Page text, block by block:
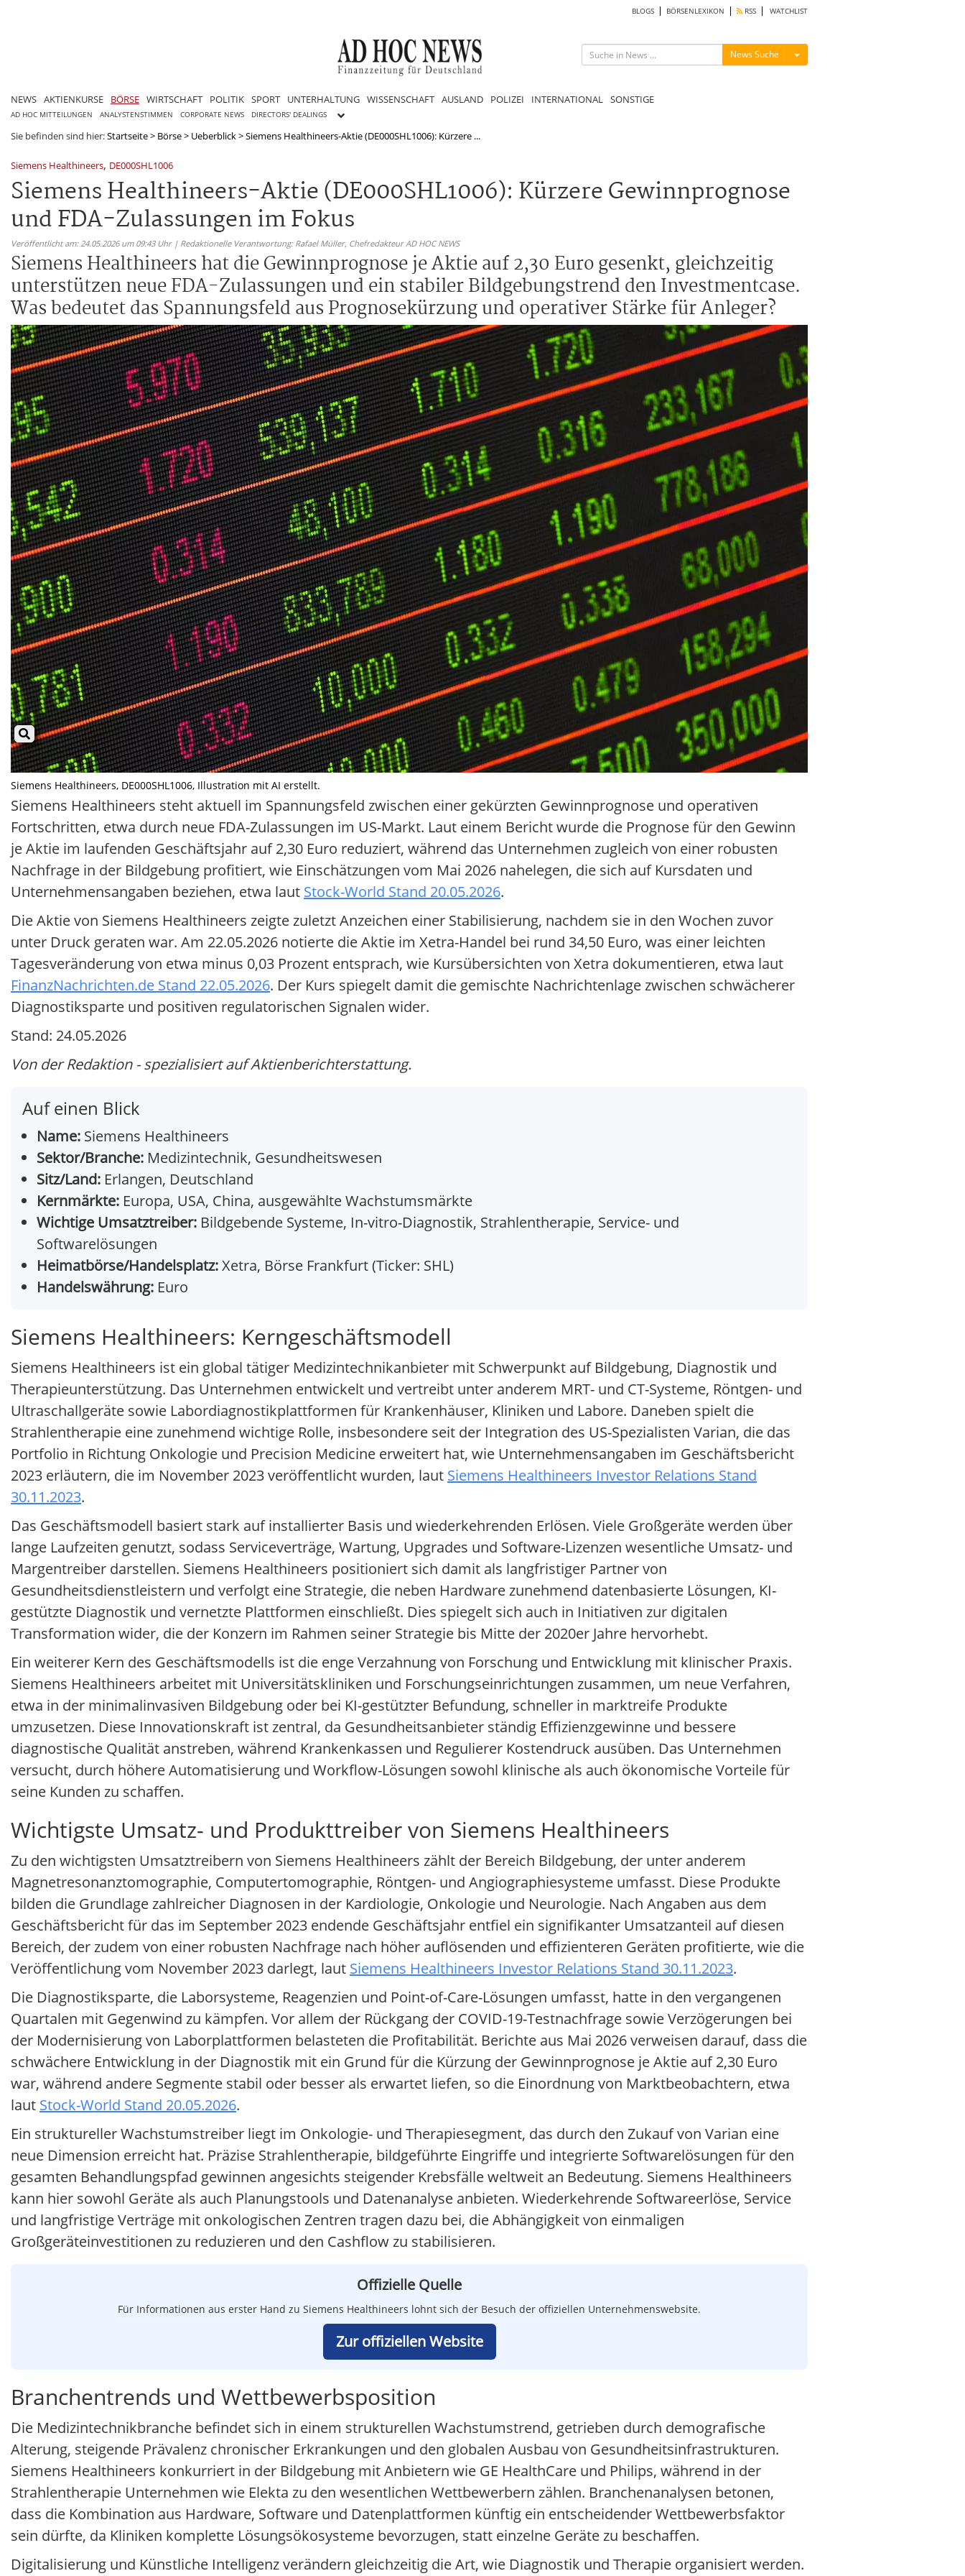
BLOGS BÖRSENLEXIKON RSS WATCHLIST
News Suche Menü ein-/ausblenden
NEWS AKTIENKURSE BÖRSE WIRTSCHAFT POLITIK SPORT UNTERHALTUNG WISSENSCHAFT AUSLAND POLIZEI INTERNATIONAL SONSTIGE
AD HOC MITTEILUNGEN ANALYSTENSTIMMEN CORPORATE NEWS DIRECTORS' DEALINGS
Sie befinden sind hier:Startseite> Börse> Ueberblick>Siemens Healthineers-Aktie (DE000SHL1006): Kürzere ...
Siemens Healthineers, DE000SHL1006
Siemens Healthineers-Aktie (DE000SHL1006): Kürzere Gewinnprognose
und FDA-Zulassungen im Fokus
Veröffentlicht am: 24.05.2026 um 09:43 Uhr | Redaktionelle Verantwortung: Rafael Müller, Chefredakteur AD HOC NEWS
Siemens Healthineers hat die Gewinnprognose je Aktie auf 2,30 Euro gesenkt, gleichzeitig
unterstützen neue FDA-Zulassungen und ein stabiler Bildgebungstrend den Investmentcase.
Was bedeutet das Spannungsfeld aus Prognosekürzung und operativer Stärke für Anleger?
Siemens Healthineers, DE000SHL1006, Illustration mit AI erstellt.
Siemens Healthineers steht aktuell im Spannungsfeld zwischen einer gekürzten Gewinnprognose und operativen
Fortschritten, etwa durch neue FDA-Zulassungen im US-Markt. Laut einem Bericht wurde die Prognose für den Gewinn
je Aktie im laufenden Geschäftsjahr auf 2,30 Euro reduziert, während das Unternehmen zugleich von einer robusten
Nachfrage in der Bildgebung profitiert, wie Einschätzungen vom Mai 2026 nahelegen, die sich auf Kursdaten und
Unternehmensangaben beziehen, etwa laut Stock-World Stand 20.05.2026.
Die Aktie von Siemens Healthineers zeigte zuletzt Anzeichen einer Stabilisierung, nachdem sie in den Wochen zuvor
unter Druck geraten war. Am 22.05.2026 notierte die Aktie im Xetra-Handel bei rund 34,50 Euro, was einer leichten
Tagesveränderung von etwa minus 0,03 Prozent entsprach, wie Kursübersichten von Xetra dokumentieren, etwa laut
FinanzNachrichten.de Stand 22.05.2026. Der Kurs spiegelt damit die gemischte Nachrichtenlage zwischen schwächerer
Diagnostiksparte und positiven regulatorischen Signalen wider.
Stand: 24.05.2026
Von der Redaktion - spezialisiert auf Aktienberichterstattung.
Auf einen Blick
Name: Siemens Healthineers
Sektor/Branche: Medizintechnik, Gesundheitswesen
Sitz/Land: Erlangen, Deutschland
Kernmärkte: Europa, USA, China, ausgewählte Wachstumsmärkte
Wichtige Umsatztreiber: Bildgebende Systeme, In-vitro-Diagnostik, Strahlentherapie, Service- und
Softwarelösungen
Heimatbörse/Handelsplatz:Xetra, Börse Frankfurt (Ticker: SHL)
Handelswährung: Euro
Siemens Healthineers: Kerngeschäftsmodell
Siemens Healthineers ist ein global tätiger Medizintechnikanbieter mit Schwerpunkt auf Bildgebung, Diagnostik und
Therapieunterstützung. Das Unternehmen entwickelt und vertreibt unter anderem MRT- und CT-Systeme, Röntgen- und
Ultraschallgeräte sowie Labordiagnostikplattformen für Krankenhäuser, Kliniken und Labore. Daneben spielt die
Strahlentherapie eine zunehmend wichtige Rolle, insbesondere seit der Integration des US-Spezialisten Varian, die das
Portfolio in Richtung Onkologie und Precision Medicine erweitert hat, wie Unternehmensangaben im Geschäftsbericht
2023 erläutern, die im November 2023 veröffentlicht wurden, laut Siemens Healthineers Investor Relations Stand
30.11.2023.
Das Geschäftsmodell basiert stark auf installierter Basis und wiederkehrenden Erlösen. Viele Großgeräte werden über
lange Laufzeiten genutzt, sodass Serviceverträge, Wartung, Upgrades und Software-Lizenzen wesentliche Umsatz- und
Margentreiber darstellen. Siemens Healthineers positioniert sich damit als langfristiger Partner von
Gesundheitsdienstleistern und verfolgt eine Strategie, die neben Hardware zunehmend datenbasierte Lösungen, KI-
gestützte Diagnostik und vernetzte Plattformen einschließt. Dies spiegelt sich auch in Initiativen zur digitalen
Transformation wider, die der Konzern im Rahmen seiner Strategie bis Mitte der 2020er Jahre hervorhebt.
Ein weiterer Kern des Geschäftsmodells ist die enge Verzahnung von Forschung und Entwicklung mit klinischer Praxis.
Siemens Healthineers arbeitet mit Universitätskliniken und Forschungseinrichtungen zusammen, um neue Verfahren,
etwa in der minimalinvasiven Bildgebung oder bei KI-gestützter Befundung, schneller in marktreife Produkte
umzusetzen. Diese Innovationskraft ist zentral, da Gesundheitsanbieter ständig Effizienzgewinne und bessere
diagnostische Qualität anstreben, während Krankenkassen und Regulierer Kostendruck ausüben. Das Unternehmen
versucht, durch höhere Automatisierung und Workflow-Lösungen sowohl klinische als auch ökonomische Vorteile für
seine Kunden zu schaffen.
Wichtigste Umsatz- und Produkttreiber von Siemens Healthineers
Zu den wichtigsten Umsatztreibern von Siemens Healthineers zählt der Bereich Bildgebung, der unter anderem
Magnetresonanztomographie, Computertomographie, Röntgen- und Angiographiesysteme umfasst. Diese Produkte
bilden die Grundlage zahlreicher Diagnosen in der Kardiologie, Onkologie und Neurologie. Nach Angaben aus dem
Geschäftsbericht für das im September 2023 endende Geschäftsjahr entfiel ein signifikanter Umsatzanteil auf diesen
Bereich, der zudem von einer robusten Nachfrage nach höher auflösenden und effizienteren Geräten profitierte, wie die
Veröffentlichung vom November 2023 darlegt, laut Siemens Healthineers Investor Relations Stand 30.11.2023.
Die Diagnostiksparte, die Laborsysteme, Reagenzien und Point-of-Care-Lösungen umfasst, hatte in den vergangenen
Quartalen mit Gegenwind zu kämpfen. Vor allem der Rückgang der COVID-19-Testnachfrage sowie Verzögerungen bei
der Modernisierung von Laborplattformen belasteten die Profitabilität. Berichte aus Mai 2026 verweisen darauf, dass die
schwächere Entwicklung in der Diagnostik mit ein Grund für die Kürzung der Gewinnprognose je Aktie auf 2,30 Euro
war, während andere Segmente stabil oder besser als erwartet liefen, so die Einordnung von Marktbeobachtern, etwa
laut Stock-World Stand 20.05.2026.
Ein struktureller Wachstumstreiber liegt im Onkologie- und Therapiesegment, das durch den Zukauf von Varian eine
neue Dimension erreicht hat. Präzise Strahlentherapie, bildgeführte Eingriffe und integrierte Softwarelösungen für den
gesamten Behandlungspfad gewinnen angesichts steigender Krebsfälle weltweit an Bedeutung. Siemens Healthineers
kann hier sowohl Geräte als auch Planungstools und Datenanalyse anbieten. Wiederkehrende Softwareerlöse, Service
und langfristige Verträge mit onkologischen Zentren tragen dazu bei, die Abhängigkeit von einmaligen
Großgeräteinvestitionen zu reduzieren und den Cashflow zu stabilisieren.
Offizielle Quelle
Für Informationen aus erster Hand zu Siemens Healthineers lohnt sich der Besuch der offiziellen Unternehmenswebsite.
Zur offiziellen Website
Branchentrends und Wettbewerbsposition
Die Medizintechnikbranche befindet sich in einem strukturellen Wachstumstrend, getrieben durch demografische
Alterung, steigende Prävalenz chronischer Erkrankungen und den globalen Ausbau von Gesundheitsinfrastrukturen.
Siemens Healthineers konkurriert in der Bildgebung mit Anbietern wie GE HealthCare und Philips, während in der
Strahlentherapie Unternehmen wie Elekta zu den wesentlichen Wettbewerbern zählen. Branchenanalysen betonen,
dass die Kombination aus Hardware, Software und Datenplattformen künftig ein entscheidender Wettbewerbsfaktor
sein dürfte, da Kliniken komplette Lösungsökosysteme bevorzugen, statt einzelne Geräte zu beschaffen.
Digitalisierung und Künstliche Intelligenz verändern gleichzeitig die Art, wie Diagnostik und Therapie organisiert werden.